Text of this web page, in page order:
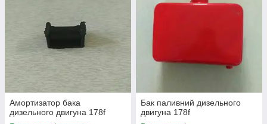
Амортизатор бака
дизельного двигуна 178f
Бак паливний дизельного
двигуна 178f